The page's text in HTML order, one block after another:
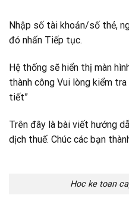
Nhập số tài khoản/số thẻ,
đó nhấn Tiếp tục.
Hệ thống sẽ hiển thị màn
thành công Vui lòng kiểm
tiết”
Trên đây là bài viết hướng
dịch thuế. Chúc các bạn
Hoc ke toan